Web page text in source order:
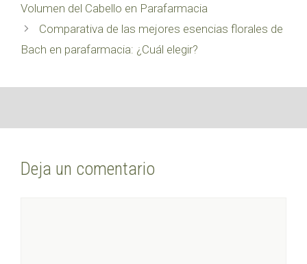
Volumen del Cabello en Parafarmacia
Comparativa de las mejores esencias florales de
Bach en parafarmacia: ¿Cuál elegir?
Deja un comentario